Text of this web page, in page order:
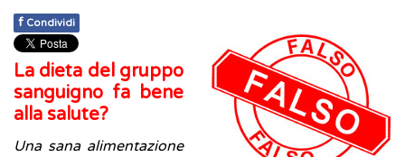
f Condividi
La dieta del gruppo
sanguigno fa bene
alla salute?
Una sana alimentazione